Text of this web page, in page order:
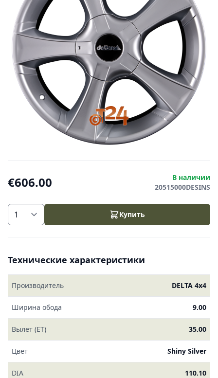
€606.00
В наличии
20515000DESINS
Купить
Технические характеристики
Производитель DELTA 4x4
Ширина обода 9.00
Вылет (ET) 35.00
Цвет Shiny Silver
DIA 110.10